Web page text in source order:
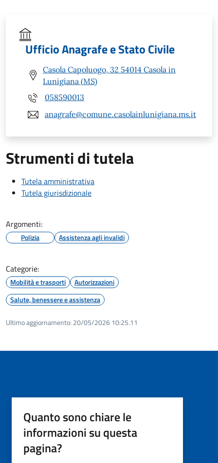
Ufficio Anagrafe e Stato Civile
Casola Capoluogo, 32 54014 Casola in
Lunigiana (MS)
058590013
anagrafe@comune.casolainlunigiana.ms.it
Strumenti di tutela
Tutela amministrativa
Tutela giurisdizionale
Argomenti:
Polizia Assistenza agli invalidi
Categorie:
Mobilità e trasporti
Autorizzazioni
Salute, benessere e assistenza
Ultimo aggiornamento: 20/05/2026 10:25.11
Quanto sono chiare le
informazioni su questa
pagina?